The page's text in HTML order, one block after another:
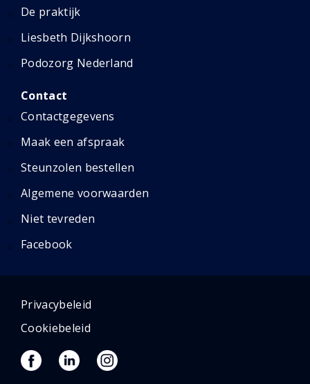
De praktijk
Liesbeth Dijkshoorn
Podozorg Nederland
Contact
Contactgegevens
Maak een afspraak
Steunzolen bestellen
Algemene voorwaarden
Niet tevreden
Facebook
Privacybeleid
Cookiebeleid